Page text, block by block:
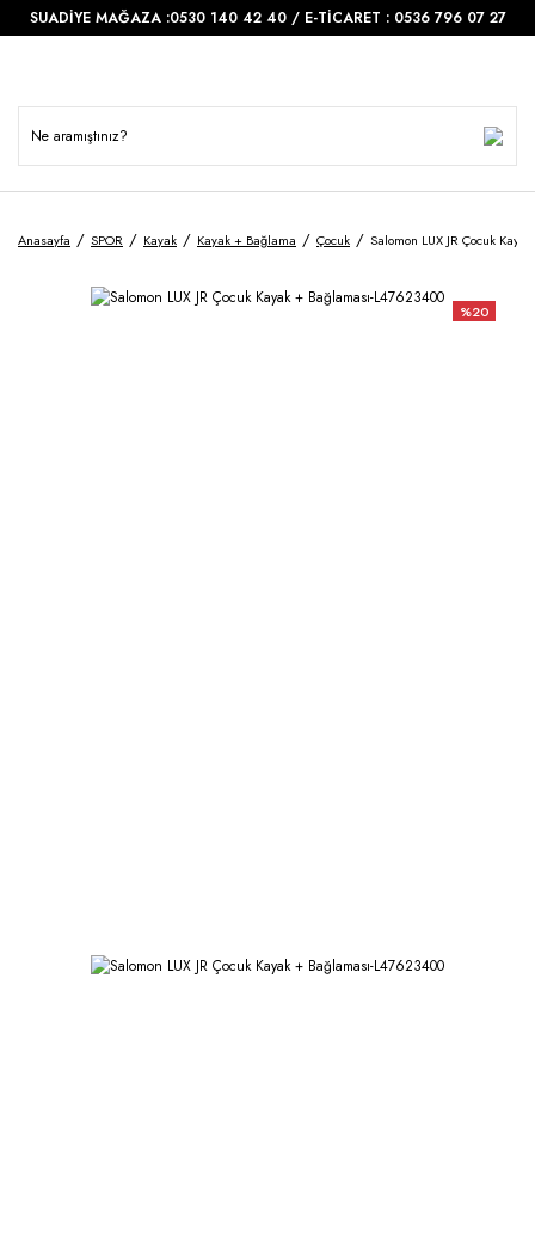
SUADİYE MAĞAZA :0530 140 42 40 / E-TİCARET : 0536 796 07 27
Anasayfa SPOR Kayak Kayak + Bağlama Çocuk Salomon LUX JR Çocuk
%20